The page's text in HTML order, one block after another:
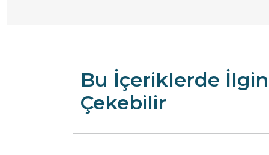
Bu İçeriklerde
Çekebilir